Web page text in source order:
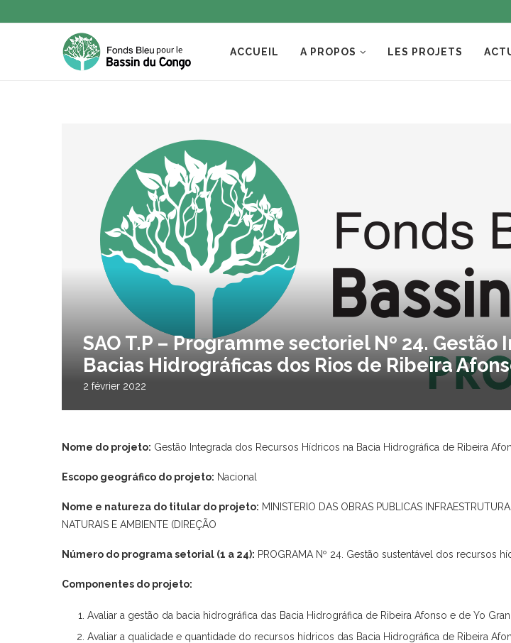
ACCUEIL A PROPOS LES PROJETS
SAO T.P – Programme sectoriel Nº 24.
Bacias Hidrográficas dos Rios de Ribeira
2 février 2022
Nome do projeto: Gestão Integrada dos Recursos Hídricos na Bacia Hidrográfica de Ribeira
Escopo geográfico do projeto: Nacional
Nome e natureza do titular do projeto: MINISTERIO DAS OBRAS PUBLICAS
NATURAIS E AMBIENTE (DIREÇÃO
Número do programa setorial (1 a 24): PROGRAMA Nº 24. Gestão sustentável dos recursos
Componentes do projeto:
Avaliar a gestão da bacia hidrográfica das Bacia Hidrográfica de Ribeira Afonso e de Yo
Avaliar a qualidade e quantidade do recursos hídricos das Bacia Hidrográfica de Ribeira